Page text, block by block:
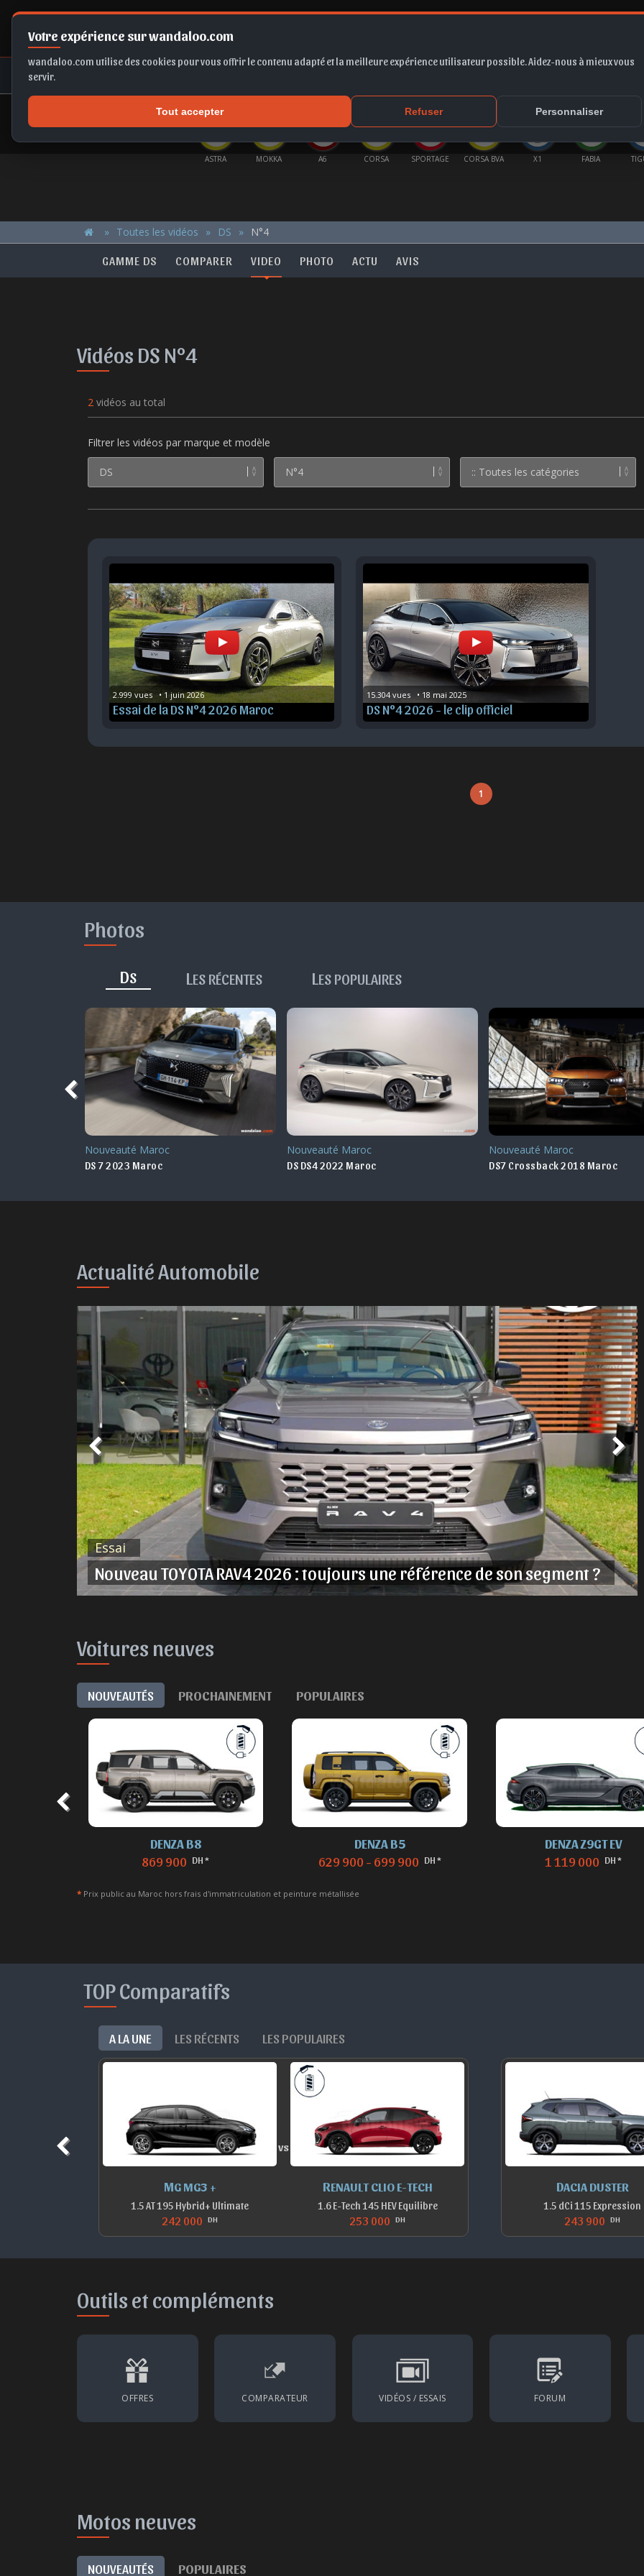
Votre expérience sur wandaloo.com
wandaloo.com utilise des cookies pour vous offrir le contenu adapté et la meilleure expérience utilisateur possible. Aidez-nous à mieux vous
servir.
Tout accepter Refuser Personnaliser
ASTRA MOKKA A6 CORSA SPORTAGE CORSA BVA X1 FABIA
Toutes les vidéos DS N°4
GAMME DS COMPARER VIDEO PHOTO ACTU AVIS
Vidéos DS N°4
2 vidéos au total
Filtrer les vidéos par marque et modèle
2.999 vues   • 1 juin 2026
Essai de la DS N°4 2026 Maroc
15.304 vues   • 18 mai 2025
DS N°4 2026 - le clip officiel
1
Photos
DS L ES RÉCENTES L ES POPULAIRES
Nouveauté Maroc
DS DS4 2022 Maroc
Nouveauté Maroc
DS7 Crossback 2018 Maroc
Essai
DS7 Crossback - les photos de
Actualité Automobile
Actu. nationale
TESLA Model 3 et Model Y Performance 2026 arrivent à Marrakech
Voitures neuves
NOUVEAUTÉS PROCHAINEMENT POPULAIRES
DENZA B8
869 900 DH *
DENZA B5
629 900 - 699 900 DH *
DENZA Z9GT EV
1 119 000 DH *
* Prix public au Maroc hors frais d'immatriculation et peinture métallisée
TOP Comparatifs
A LA UNE LES RÉCENTS LES POPULAIRES
MG MG3 +
1.5 AT 195 Hybrid+ Ultimate
242 000 DH
vs
RENAULT CLIO E-TECH
1.6 E-Tech 145 HEV Equilibre
253 000 DH
DACIA DUSTER
1.5 dCi 115 Expression
243 900 DH
Outils et compléments
OFFRES COMPARATEUR VIDÉOS / ESSAIS FORUM
Motos neuves
NOUVEAUTÉS POPULAIRES